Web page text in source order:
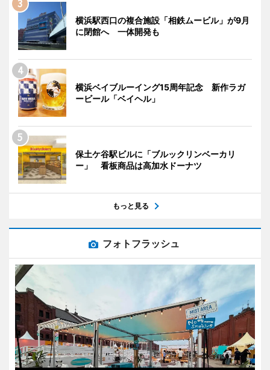
横浜駅西口の複合施設「相鉄ムービル」が9月
に閉館へ 一体開発も
横浜ベイブルーイング15周年記念 新作ラガ
ービール「ベイヘル」
保土ケ谷駅ビルに「ブルックリンベーカリ
ー」 看板商品は高加水ドーナツ
もっと見る
フォトフラッシュ